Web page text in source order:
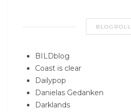
BLOGROLL
BILDblog
Coast is clear
Dailypop
Danielas Gedanken
Darklands